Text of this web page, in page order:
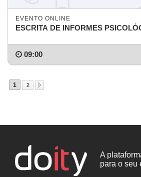
EVENTO ONLINE
ESCRITA DE INFORMES
09:00
1 2
A
para o seu